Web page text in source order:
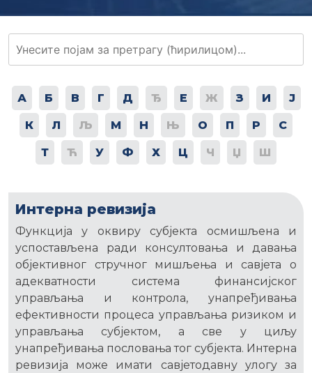
А Б В Г Д Ђ Е Ж З И Ј
К Л Љ М Н Њ О П Р С
Т Ћ У Ф Х Ц Ч Џ Ш
Интерна ревизија
Функција у оквиру субјекта осмишљена и
успостављена ради консултовања и давања
објективног стручног мишљења и савјета о
адекватности система финансијског
управљања и контрола, унапређивања
ефективности процеса управљања ризиком и
управљања субјектом, а све у циљу
унапређивања пословања тог субјекта. Интерна
ревизија може имати савјетодавну улогу за